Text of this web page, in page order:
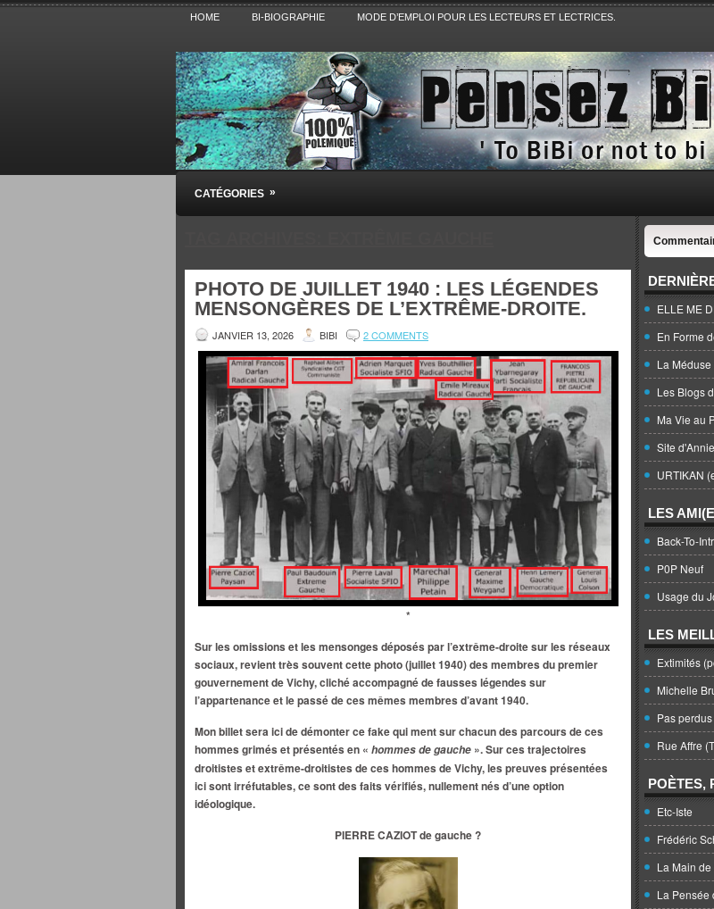
HOME BI-BIOGRAPHIE MODE D’EMPLOI POUR LES LECTEURS ET LECTRICES.
Pensez BiBi
Blog polémique sur l'Actualité, la Culture, la Politique, le Sport,. Avec Revue de presse et de
CATÉGORIES »
PHOTO DE JUILLET 1940 : LES LÉGENDES
MENSONGÈRES DE L’EXTRÊME-DROITE.
JANVIER 13, 2026 BIBI 2 COMMENTS
*
Sur les omissions et les mensonges déposés par l’extrême-droite sur les réseaux
sociaux, revient très souvent cette photo (juillet 1940) des membres du premier
gouvernement de Vichy, cliché accompagné de fausses légendes sur
l’appartenance et le passé de ces mêmes membres d’avant 1940.
Mon billet sera ici de démonter ce fake qui ment sur chacun des parcours de ces
hommes grimés et présentés en « hommes de gauche ». Sur ces trajectoires
droitistes et extrême-droitistes de ces hommes de Vichy, les preuves présentées
ici sont irréfutables, ce sont des faits vérifiés, nullement nés d’une option
idéologique.
PIERRE CAZIOT de gauche ?
ELLE ME
En Forme
La
Les Blogs
Ma Vie au
Site
URTIKAN
LES
Back-To-
P0P Neuf
Usage du
LES
Extimités
Michelle
Pas
Rue Affre
POÈTES,
Etc-Iste
Frédéric
La Main
La Pensée